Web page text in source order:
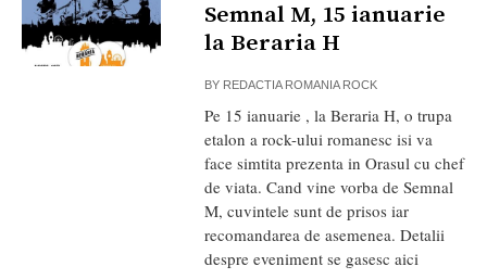
Semnal M, 15 ianuarie
la Beraria H
BY REDACTIA ROMANIA ROCK
Pe 15 ianuarie , la Beraria H, o trupa
etalon a rock-ului romanesc isi va
face simtita prezenta in Orasul cu chef
de viata. Cand vine vorba de Semnal
M, cuvintele sunt de prisos iar
recomandarea de asemenea. Detalii
despre eveniment se gasesc aici